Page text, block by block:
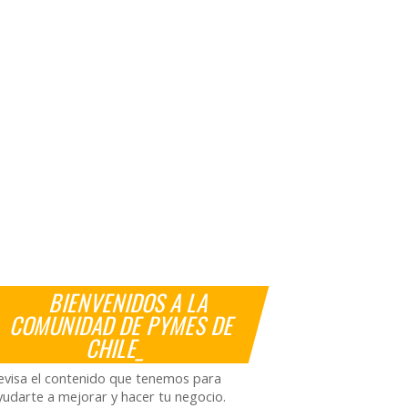
BIENVENIDOS A LA
COMUNIDAD DE PYMES DE
CHILE_
el contenido que tenemos para
a mejorar y hacer tu negocio.